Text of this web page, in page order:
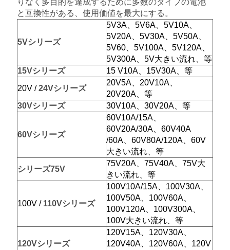
りなく多目的を達成するために多数のタイプの電池
と互換性がある、使用価値を最大にする。
5Vシリーズ
5V3A、5V6A、5V10A、
5V20A、5V30A、5V50A、
5V60、5V100A、5V120A、
5V300A、5V大きい流れ、等
15Vシリーズ
15 V10A、15V30A、等
20V /24Vシリーズ
20V5A、20V10A、
20V20A、等
30Vシリーズ
30V10A、30V20A、等
60Vシリーズ
60V10A/15A、
60V20A/30A、 60V40A
/60A、60V80A/120A、60V
大きい流れ、等
シリーズ75V
75V20A、75V40A、75V大
きい流れ、等
100V / 110Vシリーズ
100V10A/15A、100V30A、
100V50A、100V60A、
100V120A、100V300A、
100V大きい流れ、等
120Vシリーズ
120V15A、120V30A、
120V40A、120V60A、120V